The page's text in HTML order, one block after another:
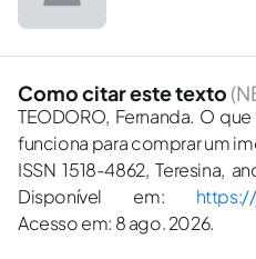
Como citar este texto
TEODORO, Fernanda. O
funciona para comprar um
ISSN 1518-4862, Teresina,
Disponível em:
Acesso em: 8 ago. 2026.